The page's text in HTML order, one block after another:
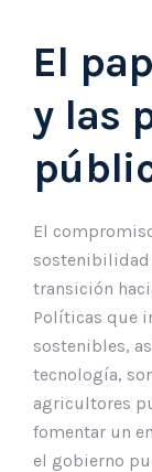
El
y las
El
sostenibilidad
transición
Políticas que
sostenibles,
tecnología,
agricultores
fomentar un
el gobierno